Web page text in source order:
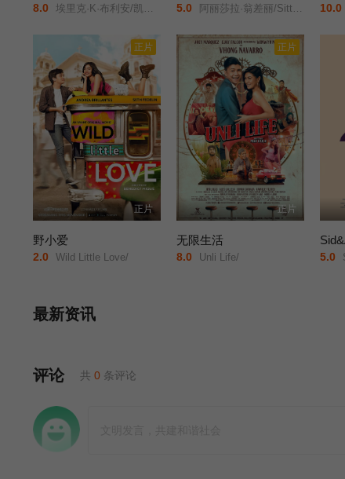
8.0 埃里克·K·布利安/凯瑟琳·沙博/Erin/Carter/Sarah/Chouinard-Poirier/娜塔莉·古帕尔/Rose-Anne/Déry/萨米尔·菲鲁兹/Carolanne/Foucher/艾甜·加罗伊/安布雷·贾布兰/Fayolle/Jean/Jr./Nicolas/Krief/Jacques/L'Heureux/ève/Landry/朱莉·勒布勒东/阿加莎·勒杜/Simone/Ledoux/索菲·勒图讷尔/弗罗伦斯·布莱恩/Antonin/Mousseau-Rivard/ 5.0 阿丽莎拉·翁差丽/Sitthiphon/Disamoe/ 10.0
正片
正片
野小爱
2.0 Wild Little Love/
正片
正片
无限生活
8.0 Unli Life/ 5.0
最新资讯
评论 共 0 条评论